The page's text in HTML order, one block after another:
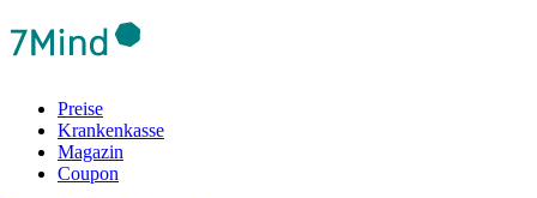
Preise
Krankenkasse
Magazin
Coupon